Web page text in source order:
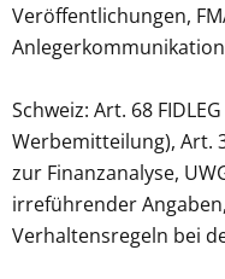
Veröffentlichungen,
Schweiz: Art. 68
Werbemitteilung), Art.
zur Finanzanalyse,
irreführender
Verhaltensregeln bei